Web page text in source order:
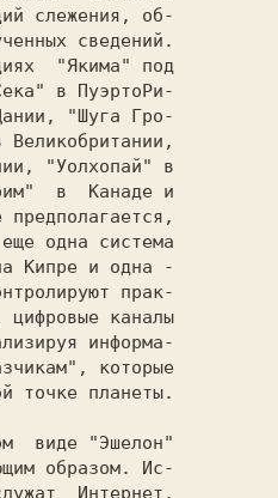
слежения, об-
сведений.
"Якимa" под
в ПyэpтoPи-
"Шyгa Гро-
"Уoлхoпaй" в
в  Канаде и
одна система
Кипре и одна -
прак-
цифровые каналы
информа-
которые
точке планеты.
образом. Ис-
Интернет,